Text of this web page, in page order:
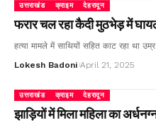
उत्तराखंड क्राइम देहरादून
फरार चल रहा कैदी मुठभेड़ में
हत्या मामले में साथियों सहित काट रहा था
Lokesh Badoni April 21, 2025
उत्तराखंड क्राइम देहरादून
झाड़ियों में मिला महिला का